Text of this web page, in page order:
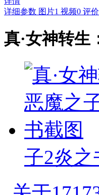
详细参数 图片1 视频0 评价
真·女神转生
子2炎之